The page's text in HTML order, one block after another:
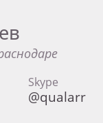
Skype
@qualarr